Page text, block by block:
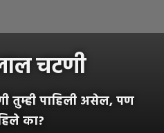
चटणी
तुम्ही पाहिली असेल, पण
का?